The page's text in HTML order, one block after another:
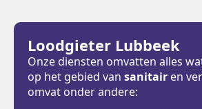
Loodgieter Lubbeek
Onze diensten omvatten alles
op het gebied van sanitair en
omvat onder andere: